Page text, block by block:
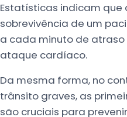
Estatísticas indicam
sobrevivência de um
a cada minuto de
ataque cardíaco.
Da mesma forma, no
trânsito graves, as
são cruciais para